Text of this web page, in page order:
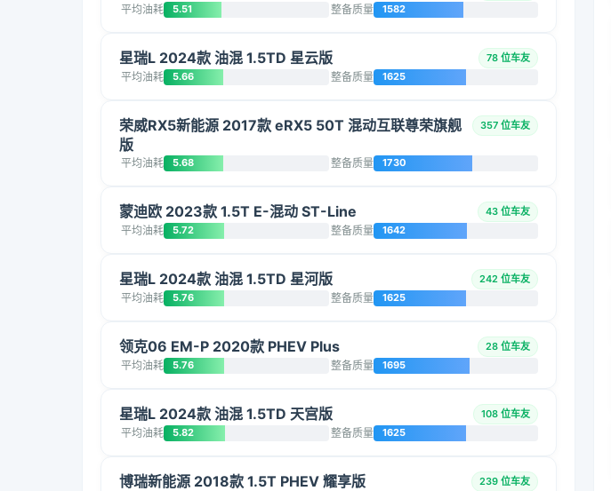
平均油耗 5.51 整备质量 1582
星瑞L 2024款 油混 1.5TD 星云版 78 位车友
平均油耗 5.66 整备质量 1625
荣威RX5新能源 2017款 eRX5 50T 混动互联尊荣旗舰
版
357 位车友
平均油耗 5.68 整备质量 1730
蒙迪欧 2023款 1.5T E-混动 ST-Line 43 位车友
平均油耗 5.72 整备质量 1642
星瑞L 2024款 油混 1.5TD 星河版 242 位车友
平均油耗 5.76 整备质量 1625
领克06 EM-P 2020款 PHEV Plus 28 位车友
平均油耗 5.76 整备质量 1695
星瑞L 2024款 油混 1.5TD 天宫版 108 位车友
平均油耗 5.82 整备质量 1625
博瑞新能源 2018款 1.5T PHEV 耀享版 239 位车友